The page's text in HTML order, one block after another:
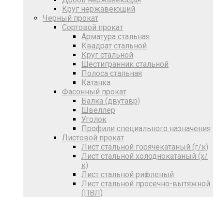
Круг нержавеющий
Черный прокат
Сортовой прокат
Арматура стальная
Квадрат стальной
Круг стальной
Шестигранник стальной
Полоса стальная
Катанка
Фасонный прокат
Балка (двутавр)
Швеллер
Уголок
Профили специального назначения
Листовой прокат
Лист стальной горячекатаный (г/к)
Лист стальной холоднокатаный (х/
к)
Лист стальной рифленый
Лист стальной просечно-вытяжной
(ПВЛ)